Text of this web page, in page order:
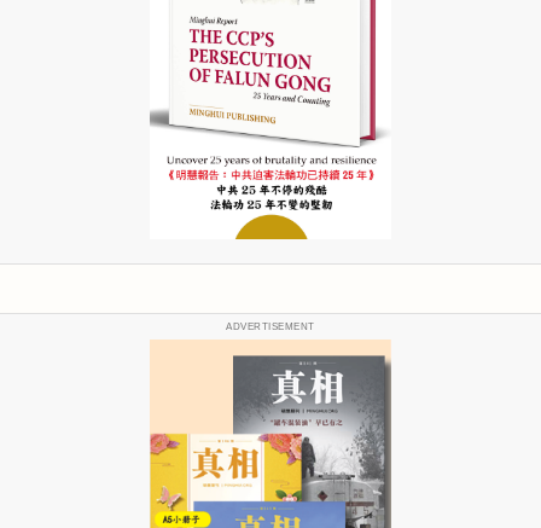
ADVERTISEMENT